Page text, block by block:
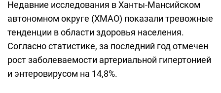
Недавние исследования в Ханты-Мансийском
автономном округе (ХМАО) показали тревожные
тенденции в области здоровья населения.
Согласно статистике, за последний год отмечен
рост заболеваемости артериальной гипертонией
и энтеровирусом на 14,8%.